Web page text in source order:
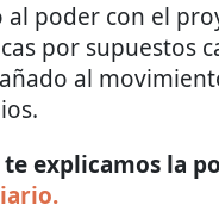
al poder con el
por supuestos
al
explicamos la